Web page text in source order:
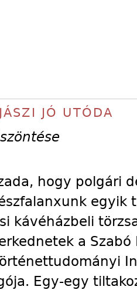
JÓ UTÓDA
hogy polgári
egyik
kávéházbeli
a
Egy-egy